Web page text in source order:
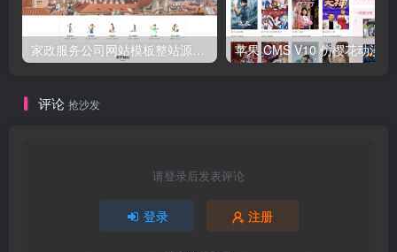
家政服务公司网站模板整站源码 | 粉色风格家政保洁企业官网 PHP 源码带预约功能
评论 抢沙发
请登录后发表评论
登录 注册